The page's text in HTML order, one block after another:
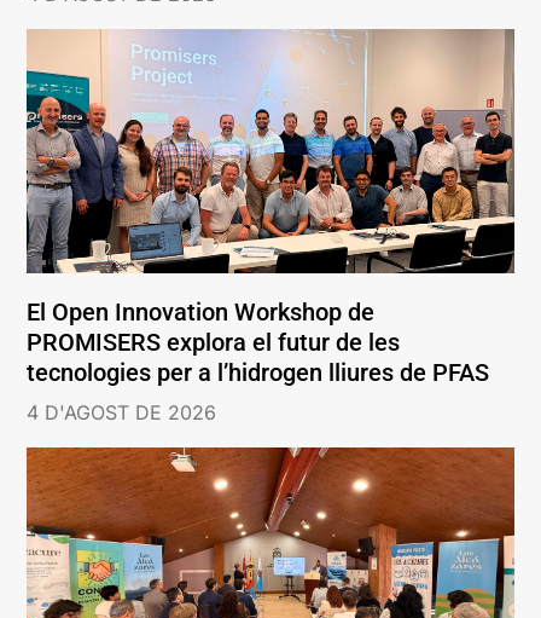
El Open Innovation Workshop de
PROMISERS explora el futur de les
tecnologies per a l’hidrogen lliures de PFAS
4 D'AGOST DE 2026